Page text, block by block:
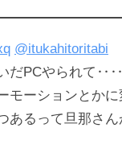
@itukahitoritabi
だPCやられて
モーションとかに
あるって旦那さん